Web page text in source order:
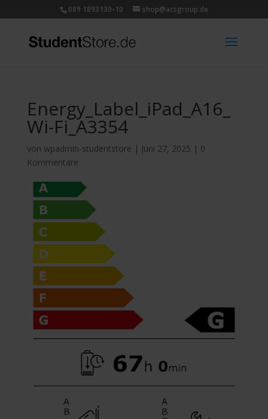
089 1893130-10 shop@acsgroup.de
Energy_Label_iPad_A16_
Wi-Fi_A3354
von wpadmin-studentstore | Juni 27, 2025 | 0
Kommentare